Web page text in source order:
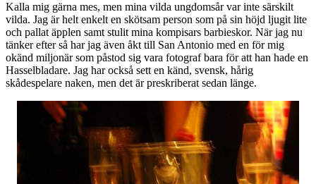
Kalla mig gärna mes, men mina vilda ungdomsår var inte särskilt
vilda. Jag är helt enkelt en skötsam person som på sin höjd ljugit lite
och pallat äpplen samt stulit mina kompisars barbieskor. När jag nu
tänker efter så har jag även åkt till San Antonio med en för mig
okänd miljonär som påstod sig vara fotograf bara för att han hade en
Hasselbladare. Jag har också sett en känd, svensk, hårig
skådespelare naken, men det är preskriberat sedan länge.